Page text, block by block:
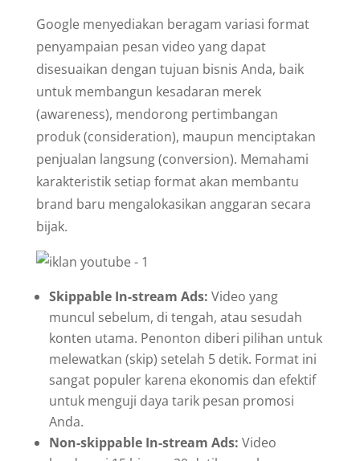
Google menyediakan beragam variasi format
penyampaian pesan video yang dapat
disesuaikan dengan tujuan bisnis Anda, baik
untuk membangun kesadaran merek
(awareness), mendorong pertimbangan
produk (consideration), maupun menciptakan
penjualan langsung (conversion). Memahami
karakteristik setiap format akan membantu
brand baru mengalokasikan anggaran secara
bijak.
Skippable In-stream Ads: Video yang
muncul sebelum, di tengah, atau sesudah
konten utama. Penonton diberi pilihan untuk
melewatkan (skip) setelah 5 detik. Format ini
sangat populer karena ekonomis dan efektif
untuk menguji daya tarik pesan promosi
Anda.
Non-skippable In-stream Ads: Video